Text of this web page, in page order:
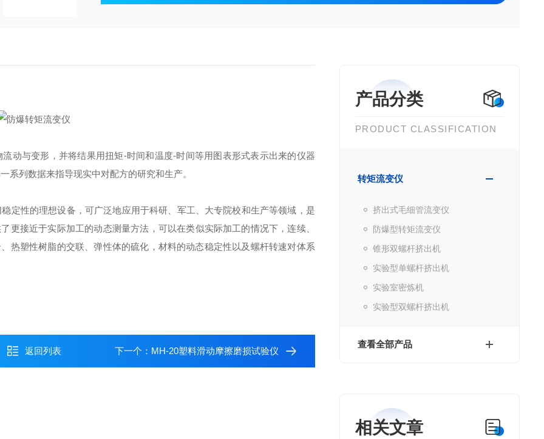
产品分类
PRODUCT CLASSIFICATION
转矩流变仪
挤出式毛细管流变仪
防爆型转矩流变仪
锥形双螺杆挤出机
实验型单螺杆挤出机
实验室密炼机
实验型双螺杆挤出机
查看全部产品
相关文章
动与变形，并将结果用扭矩-时间和温度-时间等用图表形式表示出来的仪器
系列数据来指导现实中对配方的研究和生产。
定性的理想设备，可广泛地应用于科研、军工、大专院校和生产等领域，是
更接近于实际加工的动态测量方法，可以在类似实际加工的情况下，连续、
热塑性树脂的交联、弹性体的硫化，材料的动态稳定性以及螺杆转速对体系
返回列表 下一个： MH-20塑料滑动摩擦磨损试验仪